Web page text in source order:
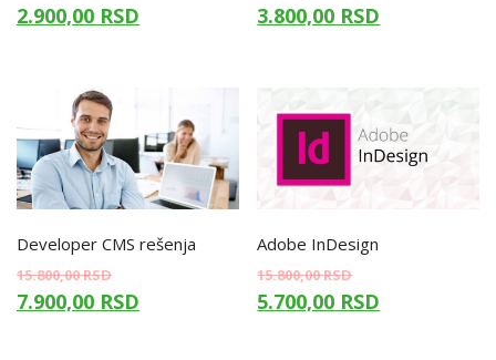
2.900,00 RSD 3.800,00 RSD
Developer CMS rešenja
15.800,00RSD
7.900,00 RSD
Adobe InDesign
15.800,00RSD
5.700,00 RSD